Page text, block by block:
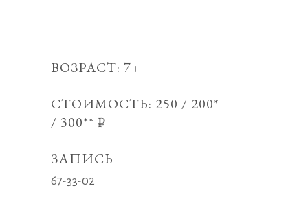
ВОЗРАСТ: 7+
СТОИМОСТЬ: 250 / 200*
/ 300** ₽
ЗАПИСЬ
67-33-02